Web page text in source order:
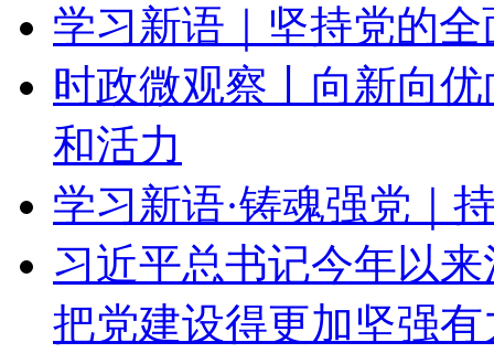
学习新语｜坚持党的
时政微观察丨向新向
和活力
学习新语·铸魂强党｜
习近平总书记今年以
把党建设得更加坚强有